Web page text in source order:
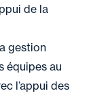
de la
gestion
équipes au
l’appui des